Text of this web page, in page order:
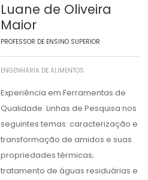
Luane de Oliveira
Maior
PROFESSOR DE ENSINO SUPERIOR
ENGENHARIA DE ALIMENTOS
Experiência em Ferramentas de
Qualidade. Linhas de Pesquisa nos
seguintes temas: caracterização e
transformação de amidos e suas
propriedades térmicas;
tratamento de águas residuárias e